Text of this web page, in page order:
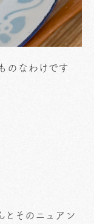
のなわけです
とそのニュアン